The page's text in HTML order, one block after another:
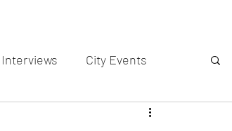
Interviews City Events
actors gallery